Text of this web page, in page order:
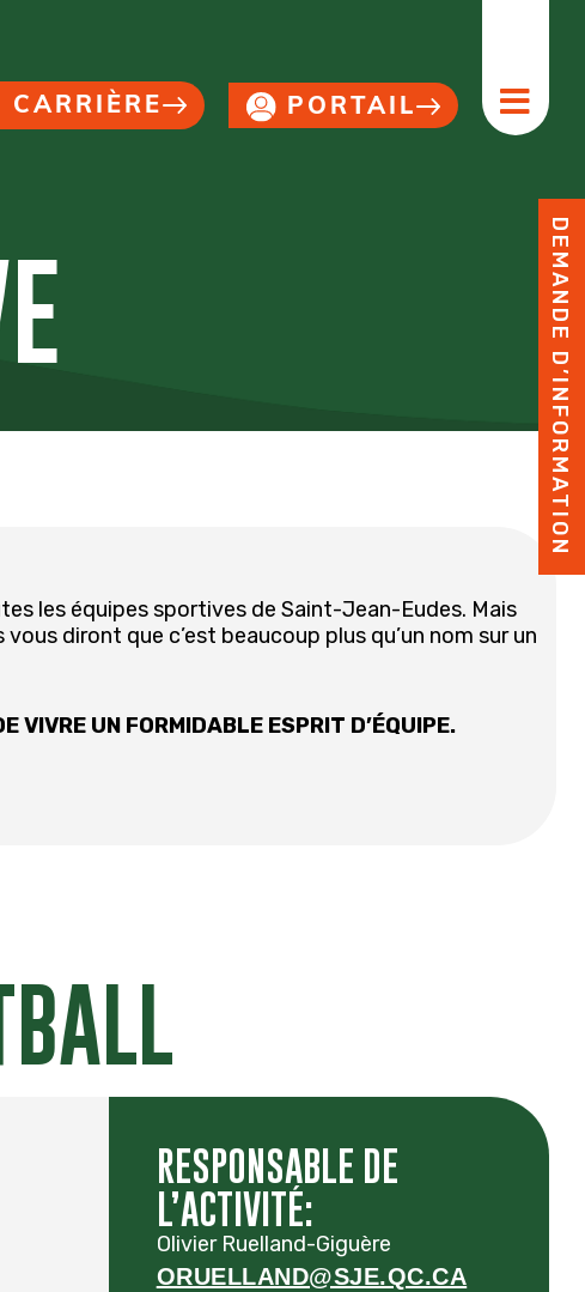
CARRIÈRE PORTAIL
les équipes sportives de Saint-Jean-Eudes. Mais
diront que c’est beaucoup plus qu’un nom sur un
VIVRE UN FORMIDABLE ESPRIT D’ÉQUIPE.
RESPONSABLE DE
L’ACTIVITÉ:
Olivier Ruelland-Giguère
ORUELLAND@SJE.QC.CA
DEMANDE D’INFORMATION